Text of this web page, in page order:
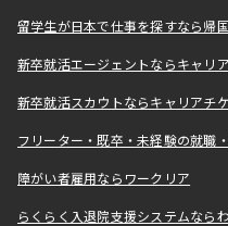
留学生が日本で仕事を探すなら帰
新卒就活エージェントならキャリ
新卒就活スカウトならキャリアチ
フリーター・既卒・未経験の就職
障がい者雇用ならワークリア
らくらく入退院支援システムなら